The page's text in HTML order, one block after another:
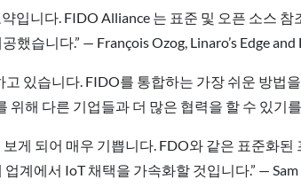
입니다. FIDO Alliance 는 표준 및 오픈 소스
습니다.” — François Ozog, Linaro’s Edge
있습니다. FIDO를 통합하는 가장 쉬운 방법
해 다른 기업들과 더 많은 협력을 할 수 있기
게 되어 매우 기쁩니다. FDO와 같은 표준화
계에서 IoT 채택을 가속화할 것입니다.” —